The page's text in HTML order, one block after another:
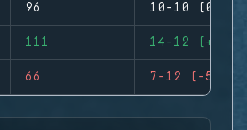
96 10-10 (0)
111 14-12 (+2)
66 7-12 (-5)